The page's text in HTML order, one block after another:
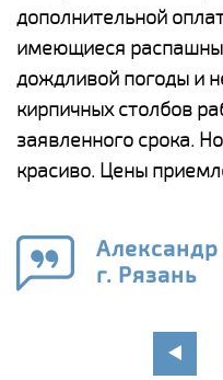
дополнительной
имеющиеся
дождливой погоды и
кирпичных столбов
заявленного срока.
красиво. Цены
г. Рязань